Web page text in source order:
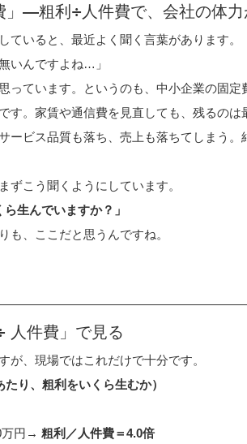
」—粗利÷人件費で、会社の体力
ていると、最近よく聞く言葉があります。
いんですよね…」
っています。というのも、中小企業の固定
す。家賃や通信費を見直しても、残るのは
ービス品質も落ち、売上も落ちてしまう。
ずこう聞くようにしています。
生んでいますか？」
も、ここだと思うんですね。
人件費」で見る
が、現場ではこれだけで十分です。
り、粗利をいくら生むか）
万円→ 粗利／人件費＝4.0倍